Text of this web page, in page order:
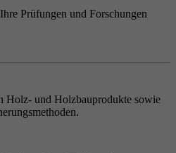
Prüfungen und Forschungen
Holz- und Holzbauprodukte sowie